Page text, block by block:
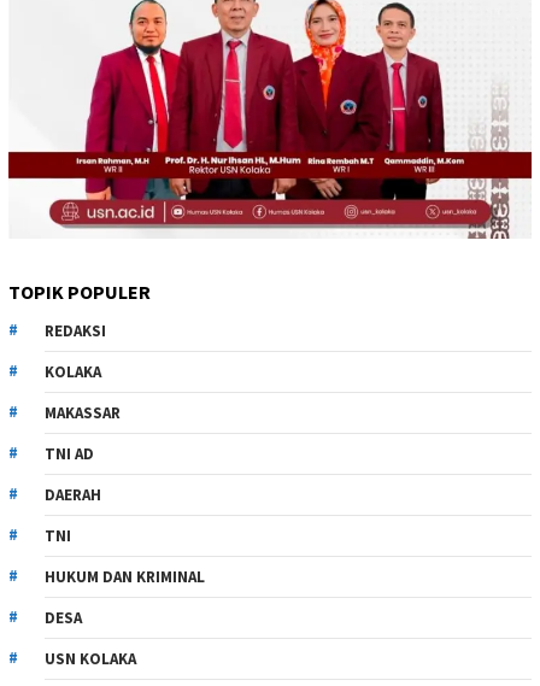
TOPIK POPULER
REDAKSI
KOLAKA
MAKASSAR
TNI AD
DAERAH
TNI
HUKUM DAN KRIMINAL
DESA
USN KOLAKA